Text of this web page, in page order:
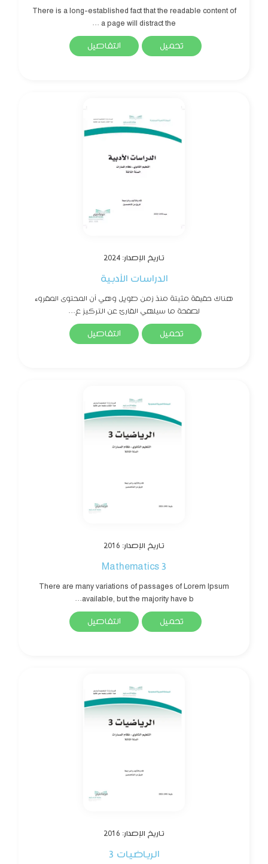
There is a long-established fact that the readable content of
a page will distract the ...
تحميل التفاصيل
تاريخ الإصدار: 2024
الدراسات الأدبية
هناك حقيقة مثبتة منذ زمن طويل وهي أن المحتوى المقروء
لصفحة ما سيلهي القارئ عن التركيز ع...
تحميل التفاصيل
تاريخ الإصدار: 2016
Mathematics 3
There are many variations of passages of Lorem Ipsum
available, but the majority have b...
تحميل التفاصيل
تاريخ الإصدار: 2016
الرياضيات 3